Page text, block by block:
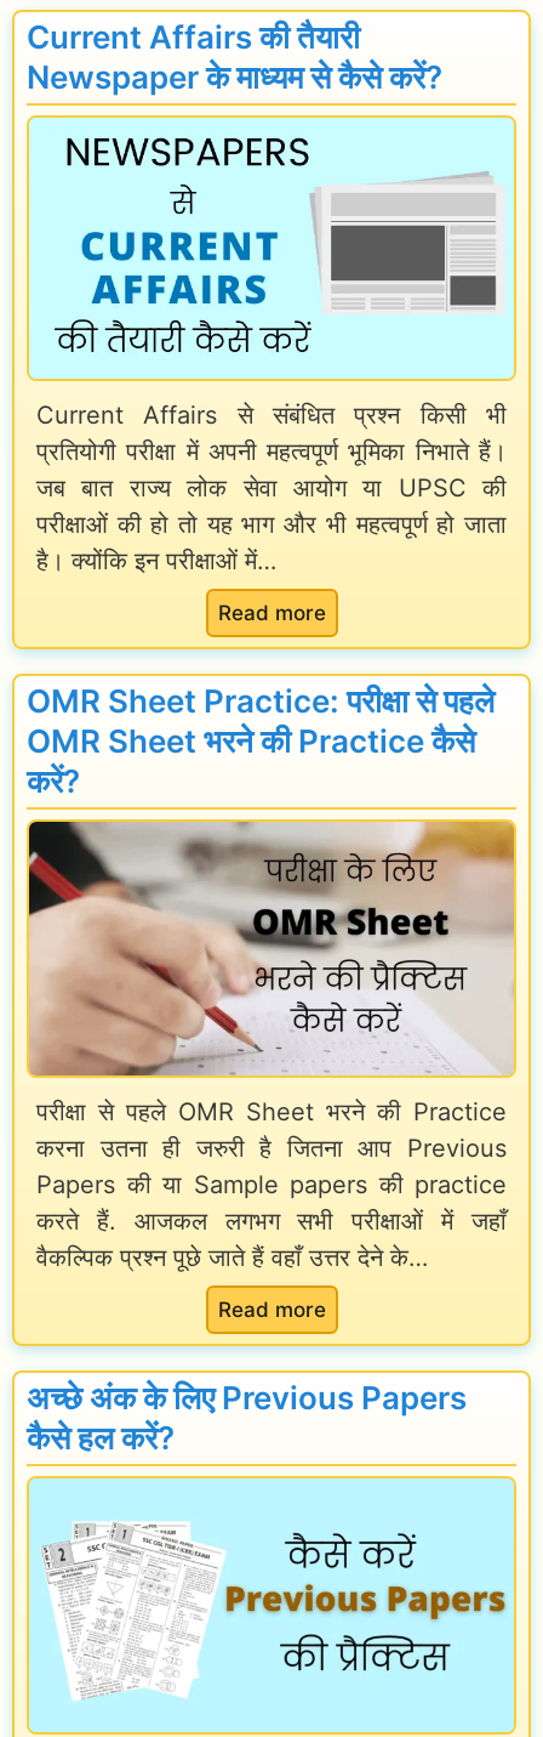
का
प्र
यो
ट्स
ना
कै
से
क
रें
0
2
2
e
s
r
a
r
i
n
a
k
a
i
t
a
i
y
a
r
i
k
a
i
s
e
k
a
n
H
w
Current Affairs की तैयारी
Newspaper के माध्यम से कैसे करें?
Current Affairs से संबंधित प्रश्न किसी भी
प्रतियोगी परीक्षा में अपनी महत्वपूर्ण भूमिका निभाते हैं।
जब बात राज्य लोक सेवा आयोग या UPSC की
परीक्षाओं की हो तो यह भाग और भी महत्वपूर्ण हो जाता
है। क्योंकि इन परीक्षाओं में…
Read more:
C
e
n
t
A
f
f
a
i
r
s
की
तै
या
री
N
e
s
a
e
OMR Sheet Practice: परीक्षा से पहले
OMR Sheet भरने की Practice कैसे
करें?
परीक्षा से पहले OMR Sheet भरने की Practice
करना उतना ही जरुरी है जितना आप Previous
Papers की या Sample papers की practice
करते हैं. आजकल लगभग सभी परीक्षाओं में जहाँ
वैकल्पिक प्रश्न पूछे जाते हैं वहाँ उत्तर देने के…
Read more:
O
M
S
e
t
अच्छे अंक के लिए Previous Papers
कैसे हल करें?